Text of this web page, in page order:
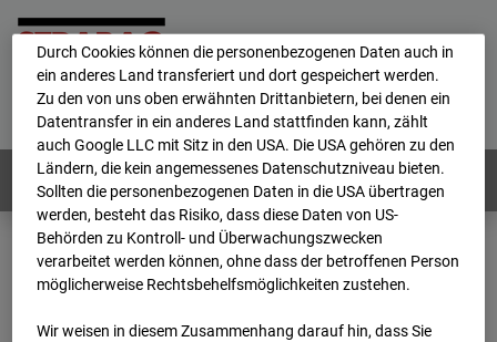
Home E-Mail Impressum
Login
Deutsch / English
Webcams: Alle Länder
Home
Deutschland
BC-176 BV-Ausbau Bonatzbau -Cam5
Archiv
2026
07 08 13:00
Durch Cookies können die personenbezogenen Daten auch in
ein anderes Land transferiert und dort gespeichert werden.
Zu den von uns oben erwähnten Drittanbietern, bei denen ein
Datentransfer in ein anderes Land stattfinden kann, zählt
auch Google LLC mit Sitz in den USA. Die USA gehören zu den
Ländern, die kein angemessenes Datenschutzniveau bieten.
Sollten die personenbezogenen Daten in die USA übertragen
werden, besteht das Risiko, dass diese Daten von US-
Behörden zu Kontroll- und Überwachungszwecken
verarbeitet werden können, ohne dass der betroffenen Person
möglicherweise Rechtsbehelfsmöglichkeiten zustehen.
Wir weisen in diesem Zusammenhang darauf hin, dass Sie